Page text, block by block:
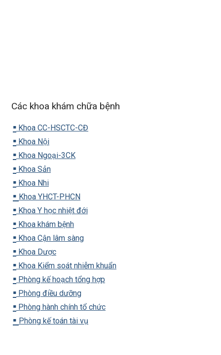
Các khoa khám chữa bệnh
▪️ Khoa CC-HSCTC-CĐ
▪️ Khoa Nội
▪️ Khoa Ngoại-3CK
▪️ Khoa Sản
▪️ Khoa Nhi
▪️ Khoa YHCT-PHCN
▪️ Khoa Y học nhiệt đới
▪️ Khoa khám bệnh
▪️ Khoa Cận lâm sàng
▪️ Khoa Dược
▪️ Khoa Kiểm soát nhiễm khuẩn
▪️ Phòng kế hoạch tổng hợp
▪️ Phòng điều dưỡng
▪️ Phòng hành chính tổ chức
▪️ Phòng kế toán tài vụ